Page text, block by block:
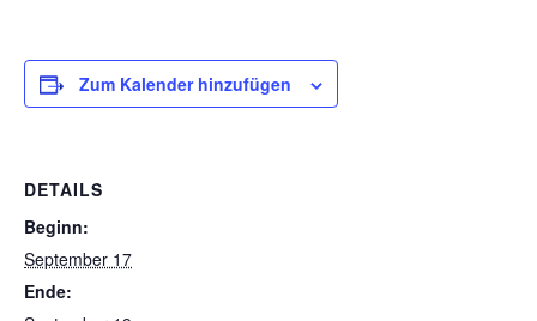
Zum Kalender hinzufügen
DETAILS
Beginn:
September 17
Ende: